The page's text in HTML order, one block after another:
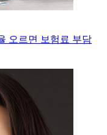
오르면 보험료 부담